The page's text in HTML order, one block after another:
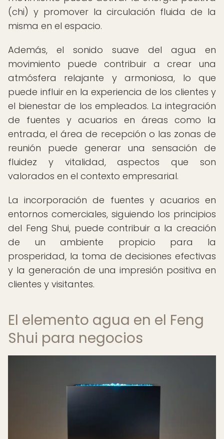
(chi) y promover la circulación fluida de la
misma en el espacio.
Además, el sonido suave del agua en
movimiento puede contribuir a crear una
atmósfera relajante y armoniosa, lo que
puede influir en la experiencia de los clientes y
el bienestar de los empleados. La integración
de fuentes y acuarios en áreas como la
entrada, el área de recepción o las zonas de
reunión puede generar una sensación de
fluidez y vitalidad, aspectos que son
valorados en el contexto empresarial.
La incorporación de fuentes y acuarios en
entornos comerciales, siguiendo los principios
del Feng Shui, puede contribuir a la creación
de un ambiente propicio para la
prosperidad, la toma de decisiones efectivas
y la generación de una impresión positiva en
clientes y visitantes.
El elemento agua en el Feng
Shui para negocios